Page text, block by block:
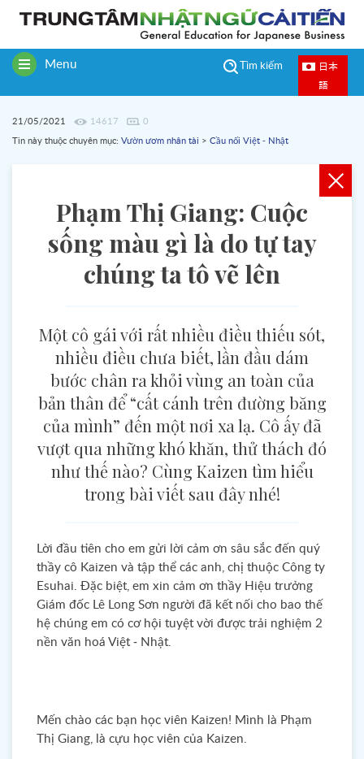
ToggleMenu
日本
語
Tìm kiếm
21/05/2021 14617 0
Tin này thuộc chuyên mục: Vườn ươm nhân tài > Cầu nối Việt - Nhật
Phạm Thị Giang: Cuộc
sống màu gì là do tự tay
chúng ta tô vẽ lên
Một cô gái với rất nhiều điều thiếu sót,
nhiều điều chưa biết, lần đầu dám
bước chân ra khỏi vùng an toàn của
bản thân để “cất cánh trên đường băng
của mình” đến một nơi xa lạ. Cô ấy đã
vượt qua những khó khăn, thử thách đó
như thế nào? Cùng Kaizen tìm hiểu
trong bài viết sau đây nhé!
Lời đầu tiên cho em gửi lời cảm ơn sâu sắc đến quý
thầy cô Kaizen và tập thể các anh, chị thuộc Công ty
Esuhai. Đặc biệt, em xin cảm ơn thầy Hiệu trưởng
Giám đốc Lê Long Sơn người đã kết nối cho bao thế
hệ chúng em có cơ hội tuyệt vời được trải nghiệm 2
nền văn hoá Việt - Nhật.
Mến chào các bạn học viên Kaizen! Mình là Phạm
Thị Giang, là cựu học viên của Kaizen.